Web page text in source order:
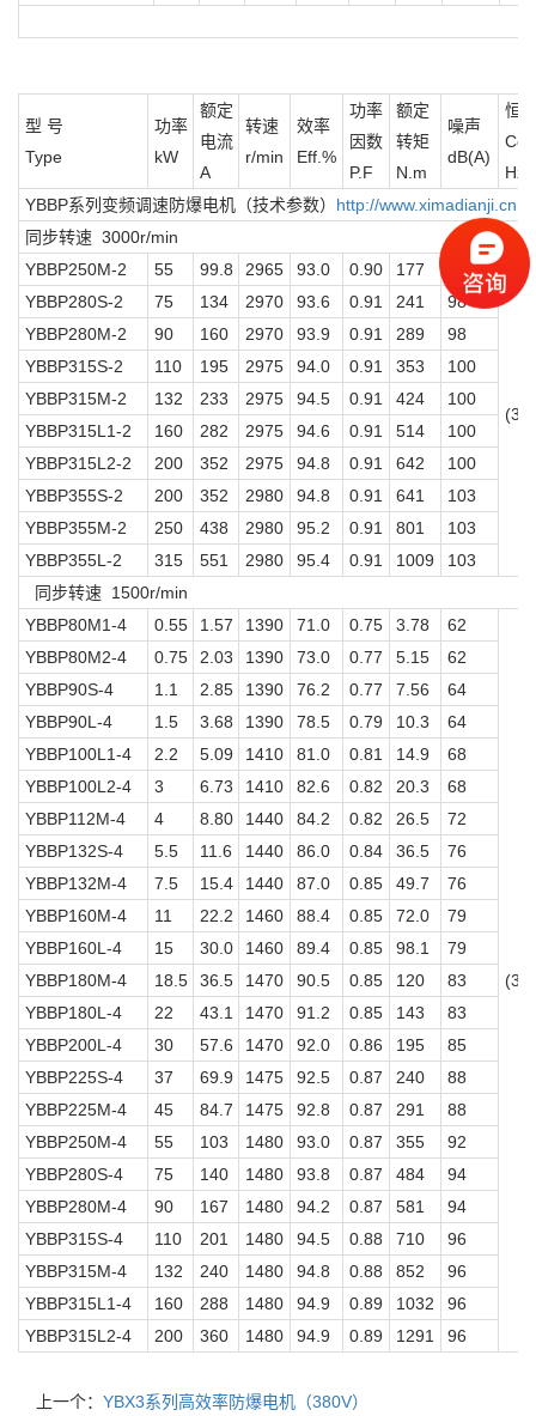
型 号
Type
功率
kW
额定
电流
A
转速
r/min
效率
Eff.%
功率
因数
P.F
额定
转矩
N.m
噪声
dB(A)
恒
Hz
YBBP系列变频调速防爆电机（技术参数） http://www.ximadianji.cn
同步转速 3000r/min
YBBP250M-2
55 99.8 2965 93.0 0.90 177 96
YBBP280S-2 75 134 2970 93.6 0.91 241
98
YBBP280M-2
90 160 2970 93.9 0.91 289
98
YBBP315S-2
110 195 2975 94.0 0.91 353
100
YBBP315M-2
132 233 2975 94.5 0.91 424
100
YBBP315L1-2
160 282 2975 94.6 0.91 514
100
YBBP315L2-2
200 352 2975 94.8 0.91 642
100
YBBP355S-2
200 352 2980 94.8 0.91 641
103
YBBP355M-2
250 438 2980 95.2 0.91 801
103
YBBP355L-2
315 551 2980 95.4 0.91 1009
103
同步转速 1500r/min
YBBP80M1-4
0.55 1.57 1390 71.0 0.75 3.78 62
YBBP80M2-4 0.75 2.03 1390 73.0 0.77 5.15
62
YBBP90S-4
1.1 2.85 1390 76.2 0.77 7.56
64
YBBP90L-4
1.5 3.68 1390 78.5 0.79 10.3
64
YBBP100L1-4
2.2 5.09 1410 81.0 0.81 14.9
68
YBBP100L2-4
3 6.73 1410 82.6 0.82 20.3
68
YBBP112M-4
4 8.80 1440 84.2 0.82 26.5
72
YBBP132S-4
5.5 11.6 1440 86.0 0.84 36.5
76
YBBP132M-4
7.5 15.4 1440 87.0 0.85 49.7
76
YBBP160M-4
11 22.2 1460 88.4 0.85 72.0
79
YBBP160L-4
15 30.0 1460 89.4 0.85 98.1
79
YBBP180M-4
18.5 36.5 1470 90.5 0.85 120
83
YBBP180L-4
22 43.1 1470 91.2 0.85 143
83
YBBP200L-4
30 57.6 1470 92.0 0.86 195
85
YBBP225S-4
37 69.9 1475 92.5 0.87 240
88
YBBP225M-4
45 84.7 1475 92.8 0.87 291
88
YBBP250M-4
55 103 1480 93.0 0.87 355
92
YBBP280S-4
75 140 1480 93.8 0.87 484
94
YBBP280M-4
90 167 1480 94.2 0.87 581
94
YBBP315S-4
110 201 1480 94.5 0.88 710
96
YBBP315M-4
132 240 1480 94.8 0.88 852
96
YBBP315L1-4
160 288 1480 94.9 0.89 1032
96
YBBP315L2-4
200 360 1480 94.9 0.89 1291 96
上一个： YBX3系列高效率防爆电机（380V）